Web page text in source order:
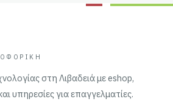
στη Λιβαδειά με eshop,
υπηρεσίες για επαγγελματίες.